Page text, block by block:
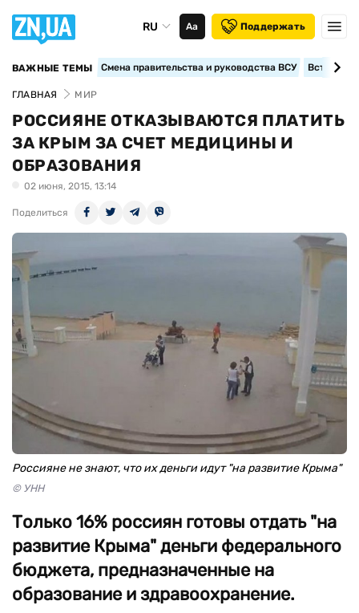
RU Аа Поддержать
ВАЖНЫЕ ТЕМЫ Смена правительства и руководства ВСУ
ГЛАВНАЯ МИР
РОССИЯНЕ ОТКАЗЫВАЮТСЯ ПЛАТИТЬ
ЗА КРЫМ ЗА СЧЕТ МЕДИЦИНЫ И
ОБРАЗОВАНИЯ
02 июня, 2015, 13:14
Поделиться
Россияне не знают, что их деньги идут "на развитие Крыма"
© УНН
Только 16% россиян готовы отдать "на
развитие Крыма" деньги федерального
бюджета, предназначенные на
образование и здравоохранение.